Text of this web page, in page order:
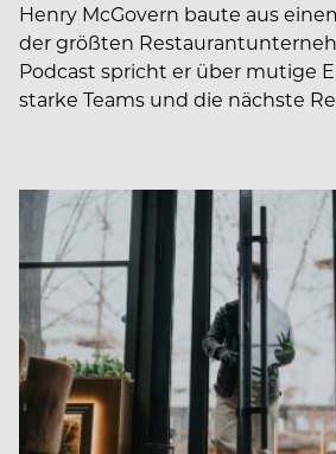
Henry McGovern baute aus
der größten
Podcast spricht er über mutige
starke Teams und die nächste